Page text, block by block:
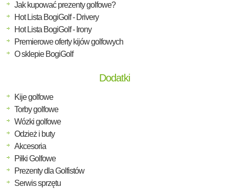
Jak kupować prezenty golfowe?
Hot Lista BogiGolf - Drivery
Hot Lista BogiGolf - Irony
Premierowe oferty kijów golfowych
O sklepie BogiGolf
Dodatki
Kije golfowe
Torby golfowe
Wózki golfowe
Odzież i buty
Akcesoria
Piłki Golfowe
Prezenty dla Golfistów
Serwis sprzętu